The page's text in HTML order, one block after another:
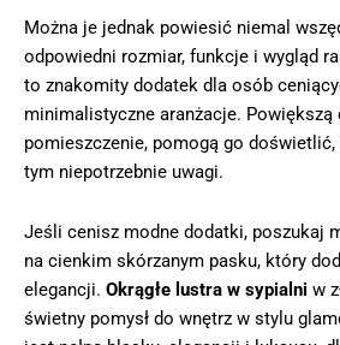
Można je jednak powiesić niemal
odpowiedni rozmiar, funkcje i wygląd
to znakomity dodatek dla osób
minimalistyczne aranżacje. Powiększą
pomieszczenie, pomogą go doświetlić,
tym niepotrzebnie uwagi.
Jeśli cenisz modne dodatki, poszukaj
na cienkim skórzanym pasku, który
elegancji. Okrągłe lustra w sypialni w
świetny pomysł do wnętrz w stylu